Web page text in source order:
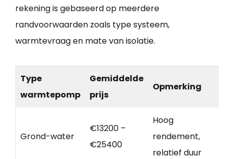
rekening is gebaseerd op meerdere
randvoorwaarden zoals type systeem,
warmtevraag en mate van isolatie.
Type
warmtepomp
Gemiddelde
prijs
Opmerking
Grond-water
€13200 –
€25400
Hoog
rendement,
relatief duur